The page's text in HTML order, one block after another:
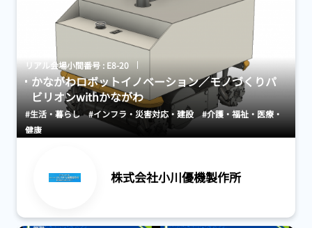
リアル会場小間番号 : E8-20
かながわロボットイノベーション／モノづくりパ
ビリオンwithかながわ
#生活・暮らし #インフラ・災害対応・建設
#介護・福祉・医療・
健康
株式会社小川優機製作所